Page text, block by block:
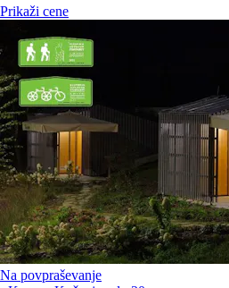
Prikaži cene
Na povpraševanje